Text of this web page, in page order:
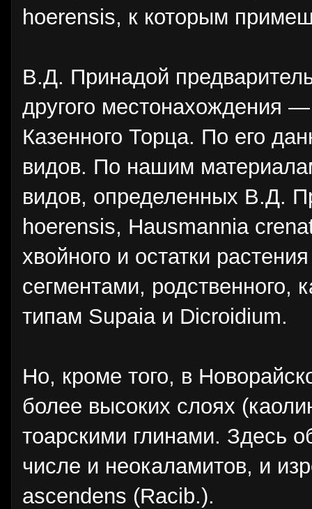
hoerensis, к которым
В.Д. Принадой
другого местонахождения
Казенного Торца. По его
видов. По нашим
видов, определенных В.Д.
hoerensis, Hausmannia
хвойного и остатки
сегментами, родственного,
типам Supaia и Dicroidium.
Но, кроме того, в
более высоких слоях
тоарскими глинами. Здесь
числе и неокаламитов, и
ascendens (Racib.).